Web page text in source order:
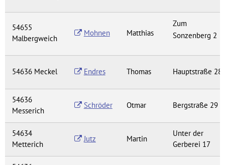
54655
Malbergweich
Mohnen Matthias
Zum
Sonzenberg 2
54636 Meckel Endres Thomas Hauptstraße 28
54636
Messerich
Schröder Otmar Bergstraße 29
54634
Metterich
Jutz Martin
Unter der
Gerberei 17